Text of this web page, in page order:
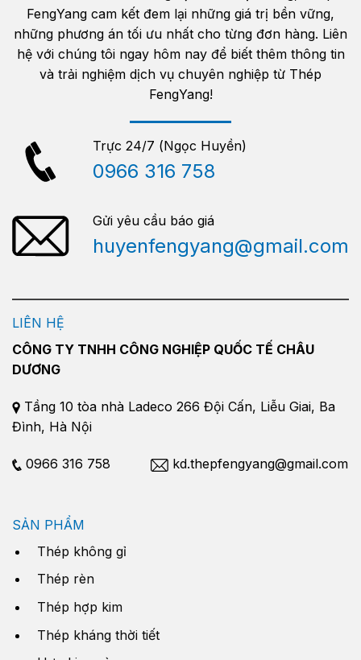
FengYang cam kết đem lại những giá trị bền vững,
những phương án tối ưu nhất cho từng đơn hàng. Liên
hệ với chúng tôi ngay hôm nay để biết thêm thông tin
và trải nghiệm dịch vụ chuyên nghiệp từ Thép
FengYang!
Trực 24/7 (Ngọc Huyền)
0966 316 758
Gửi yêu cầu báo giá
huyenfengyang@gmail.com
LIÊN HỆ
CÔNG TY TNHH CÔNG NGHIỆP QUỐC TẾ CHÂU
DƯƠNG
Tầng 10 tòa nhà Ladeco 266 Đội Cấn, Liễu Giai, Ba
Đình, Hà Nội
0966 316 758 kd.thepfengyang@gmail.com
SẢN PHẨM
Thép không gỉ
Thép rèn
Thép hợp kim
Thép kháng thời tiết